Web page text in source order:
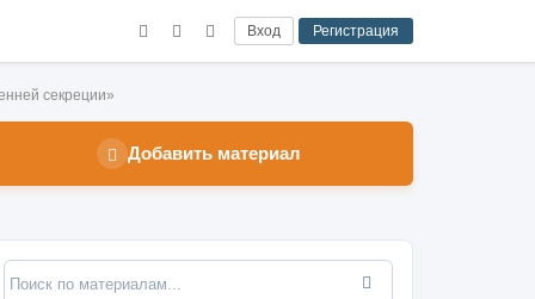
Вход Регистрация
секреции»
Добавить материал